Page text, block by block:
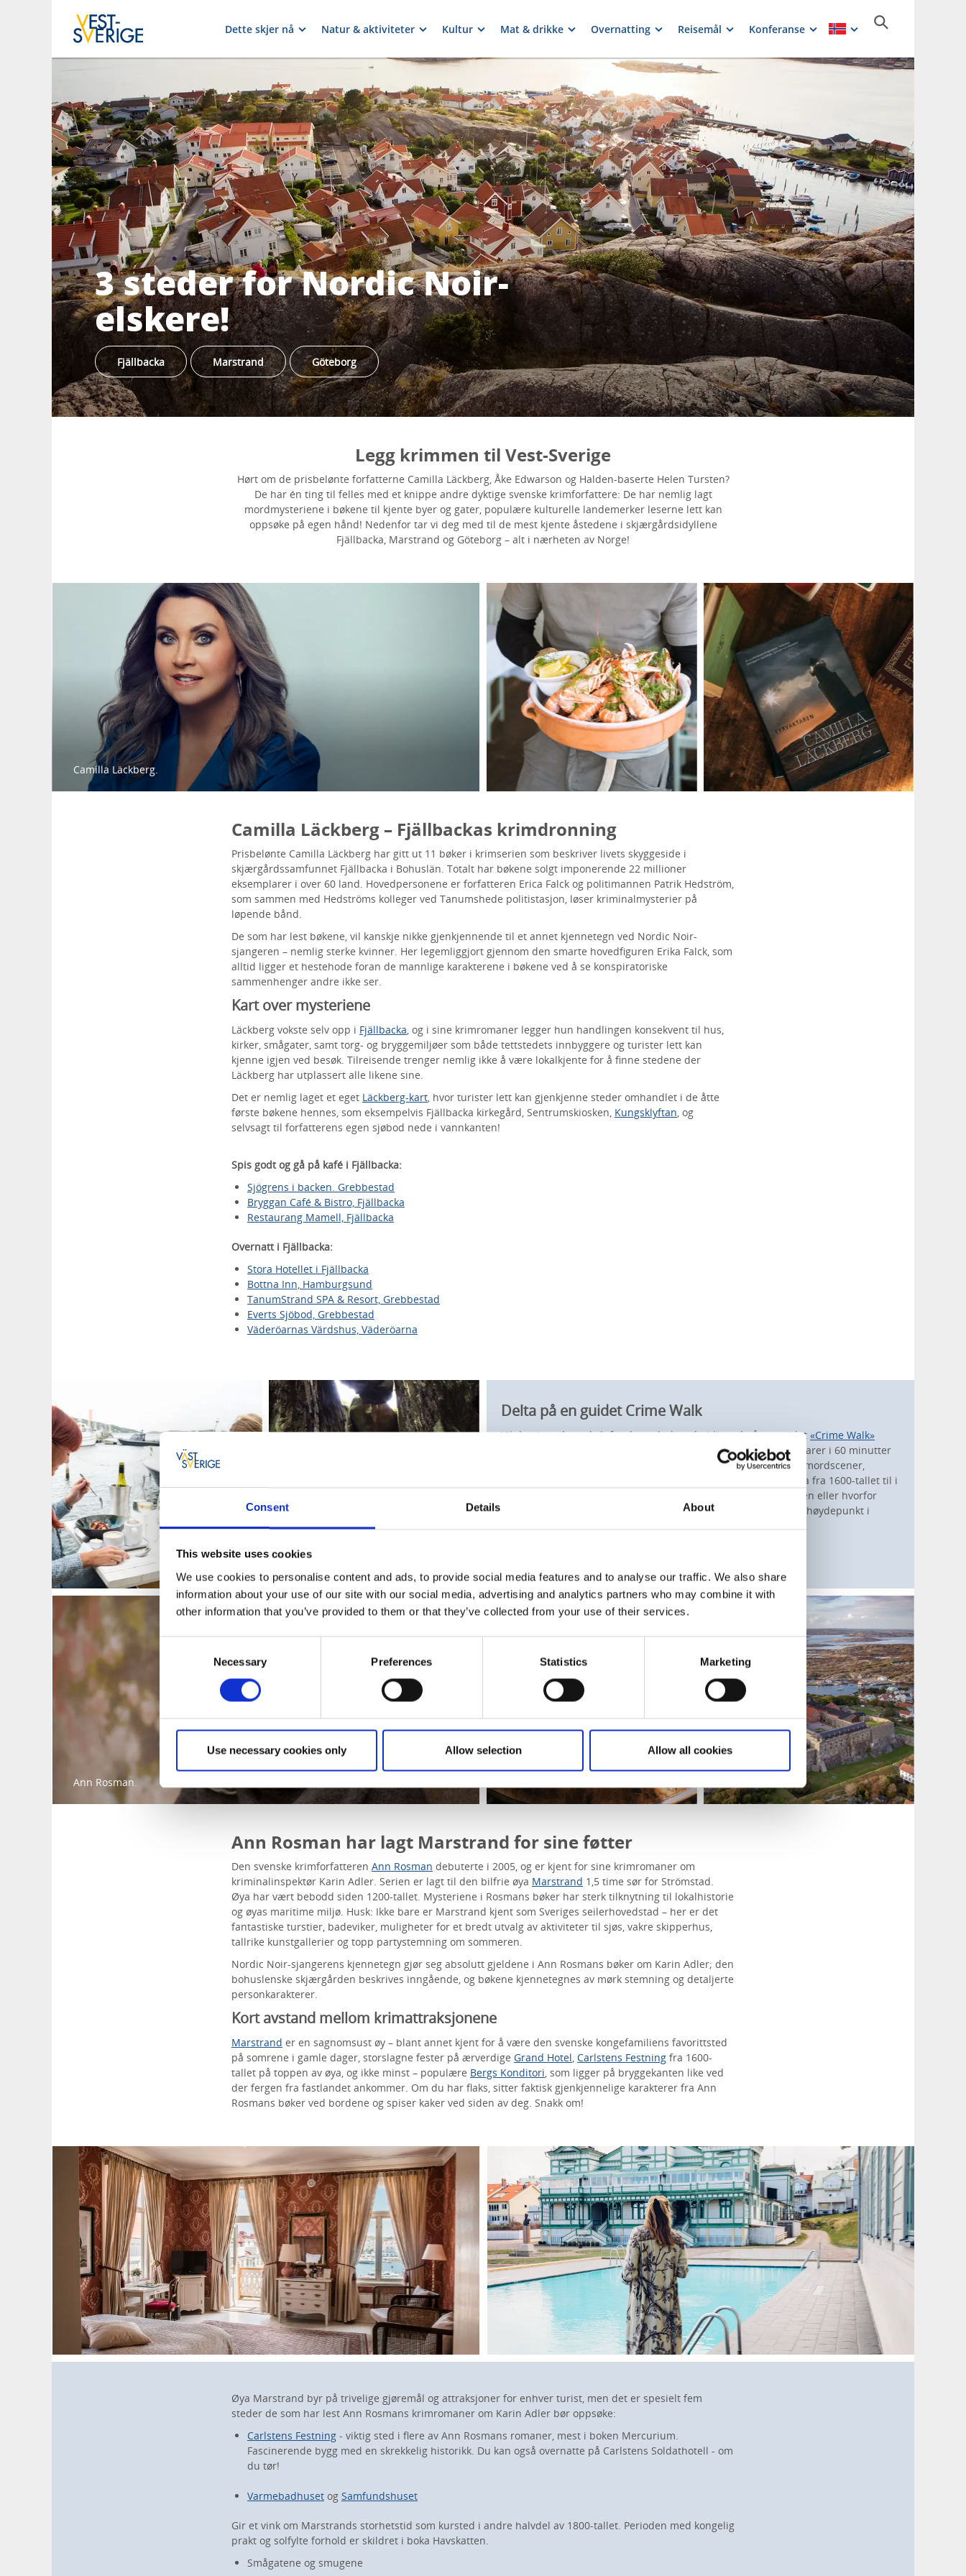
Consent Details About
This website uses cookies
We use cookies to personalise content and ads, to provide social media features and to analyse our traffic. We also share
information about your use of our site with our social media, advertising and analytics partners who may combine it with
other information that you’ve provided to them or that they’ve collected from your use of their services.
Necessary Preferences Statistics Marketing
Use necessary cookies only Allow selection Allow all cookies
Dette skjer nå Natur & aktiviteter Kultur Mat & drikke Overnatting Reisemål Konferanse
3 steder for Nordic Noir-
elskere!
Fjällbacka Marstrand Göteborg
Legg krimmen til Vest-Sverige
Hørt om de prisbelønte forfatterne Camilla Läckberg, Åke Edwarson og Halden-baserte Helen Tursten?
De har én ting til felles med et knippe andre dyktige svenske krimforfattere: De har nemlig lagt
mordmysteriene i bøkene til kjente byer og gater, populære kulturelle landemerker leserne lett kan
oppsøke på egen hånd! Nedenfor tar vi deg med til de mest kjente åstedene i skjærgårdsidyllene
Fjällbacka, Marstrand og Göteborg – alt i nærheten av Norge!
Camilla Läckberg.
Camilla Läckberg – Fjällbackas krimdronning
Prisbelønte Camilla Läckberg har gitt ut 11 bøker i krimserien som beskriver livets skyggeside i
skjærgårdssamfunnet Fjällbacka i Bohuslän. Totalt har bøkene solgt imponerende 22 millioner
eksemplarer i over 60 land. Hovedpersonene er forfatteren Erica Falck og politimannen Patrik Hedström,
som sammen med Hedströms kolleger ved Tanumshede politistasjon, løser kriminalmysterier på
løpende bånd.
De som har lest bøkene, vil kanskje nikke gjenkjennende til et annet kjennetegn ved Nordic Noir-
sjangeren – nemlig sterke kvinner. Her legemliggjort gjennom den smarte hovedfiguren Erika Falck, som
alltid ligger et hestehode foran de mannlige karakterene i bøkene ved å se konspiratoriske
sammenhenger andre ikke ser.
Kart over mysteriene
Läckberg vokste selv opp i Fjällbacka, og i sine krimromaner legger hun handlingen konsekvent til hus,
kirker, smågater, samt torg- og bryggemiljøer som både tettstedets innbyggere og turister lett kan
kjenne igjen ved besøk. Tilreisende trenger nemlig ikke å være lokalkjente for å finne stedene der
Läckberg har utplassert alle likene sine.
Det er nemlig laget et eget Läckberg-kart, hvor turister lett kan gjenkjenne steder omhandlet i de åtte
første bøkene hennes, som eksempelvis Fjällbacka kirkegård, Sentrumskiosken, Kungsklyftan, og
selvsagt til forfatterens egen sjøbod nede i vannkanten!
Spis godt og gå på kafé i Fjällbacka:
Sjögrens i backen. Grebbestad
Bryggan Café & Bistro, Fjällbacka
Restaurang Mamell, Fjällbacka
Overnatt i Fjällbacka:
Stora Hotellet i Fjällbacka
Bottna Inn, Hamburgsund
TanumStrand SPA & Resort, Grebbestad
Everts Sjöbod, Grebbestad
Väderöarnas Värdshus, Väderöarna
Delta på en guidet Crime Walk
Vil du gjøre det enkelt for deg selv, kan du bli med på en guidet «Crime Walk»
gjennom Fjällbackas koselige sentrum. Turene går året rundt, varer i 60 minutter
og starter på Ingrid Bergmans torg ved brygga. Du får oppleve mordscener,
skikkelser og hendelser fra bøkene, samt historier om Fjällbacka fra 1600-tallet til i
dag. Er du interessert i Camilla Läckberg, den svenske vestkysten eller hvorfor
Ingrid Bergman valgte Fjällbacka, blir denne turen garantert et høydepunkt i
ferien.
Ann Rosman.
Ann Rosman har lagt Marstrand for sine føtter
Den svenske krimforfatteren Ann Rosman debuterte i 2005, og er kjent for sine krimromaner om
kriminalinspektør Karin Adler. Serien er lagt til den bilfrie øya Marstrand 1,5 time sør for Strömstad.
Øya har vært bebodd siden 1200-tallet. Mysteriene i Rosmans bøker har sterk tilknytning til lokalhistorie
og øyas maritime miljø. Husk: Ikke bare er Marstrand kjent som Sveriges seilerhovedstad – her er det
fantastiske turstier, badeviker, muligheter for et bredt utvalg av aktiviteter til sjøs, vakre skipperhus,
tallrike kunstgallerier og topp partystemning om sommeren.
Nordic Noir-sjangerens kjennetegn gjør seg absolutt gjeldene i Ann Rosmans bøker om Karin Adler; den
bohuslenske skjærgården beskrives inngående, og bøkene kjennetegnes av mørk stemning og detaljerte
personkarakterer.
Kort avstand mellom krimattraksjonene
Marstrand er en sagnomsust øy – blant annet kjent for å være den svenske kongefamiliens favorittsted
på somrene i gamle dager, storslagne fester på ærverdige Grand Hotel, Carlstens Festning fra 1600-
tallet på toppen av øya, og ikke minst – populære Bergs Konditori, som ligger på bryggekanten like ved
der fergen fra fastlandet ankommer. Om du har flaks, sitter faktisk gjenkjennelige karakterer fra Ann
Rosmans bøker ved bordene og spiser kaker ved siden av deg. Snakk om!
Øya Marstrand byr på trivelige gjøremål og attraksjoner for enhver turist, men det er spesielt fem
steder de som har lest Ann Rosmans krimromaner om Karin Adler bør oppsøke:
Carlstens Festning - viktig sted i flere av Ann Rosmans romaner, mest i boken Mercurium.
Fascinerende bygg med en skrekkelig historikk. Du kan også overnatte på Carlstens Soldathotell - om
du tør!
Varmebadhuset og Samfundshuset
Gir et vink om Marstrands storhetstid som kursted i andre halvdel av 1800-tallet. Perioden med kongelig
prakt og solfylte forhold er skildret i boka Havskatten.
Smågatene og smugene